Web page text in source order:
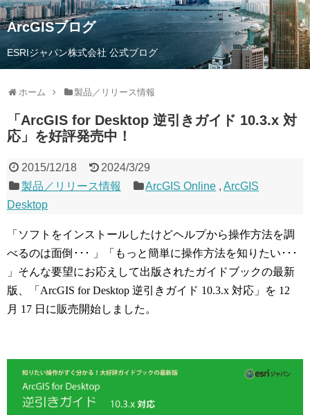
ArcGISブログ
ESRIジャパン株式会社 公式ブログ
ホーム 製品／リリース情報
「ArcGIS for Desktop 逆引きガイド 10.3.x 対
応」を好評発売中！
2015/12/18
2024/3/29
製品／リリース情報
ArcGIS Online ,ArcGIS
Desktop
「ソフトをインストールしたけどヘルプから操作方法を調
べるのは面倒･･･ 」「もっと簡単に操作方法を知りたい･･･
」そんな要望にお応えして出版されたガイドブックの最新
版、「ArcGIS for Desktop 逆引きガイド 10.3.x 対応」を 12
月 17 日に販売開始しました。